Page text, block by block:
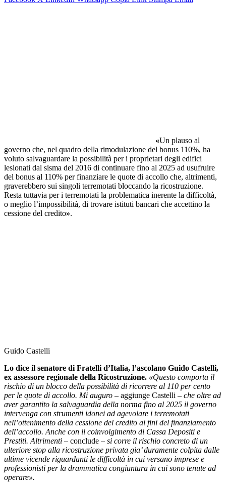
«Un plauso al
governo che, nel quadro della rimodulazione del bonus 110%, ha
voluto salvaguardare la possibilità per i proprietari degli edifici
lesionati dal sisma del 2016 di continuare fino al 2025 ad usufruire
del bonus al 110% per finanziare le quote di accollo che, altrimenti,
graverebbero sui singoli terremotati bloccando la ricostruzione.
Resta tuttavia per i terremotati la problematica inerente la difficoltà,
o meglio l’impossibilità, di trovare istituti bancari che accettino la
cessione del credito».
Guido Castelli
Lo dice il senatore di Fratelli d’Italia, l’ascolano Guido Castelli,
ex assessore regionale della Ricostruzione. «Questo comporta il
rischio di un blocco della possibilità di ricorrere al 110 per cento
per le quote di accollo. Mi auguro – aggiunge Castelli – che oltre ad
aver garantito la salvaguardia della norma fino al 2025 il governo
intervenga con strumenti idonei ad agevolare i terremotati
nell’ottenimento della cessione del credito ai fini del finanziamento
dell’accollo. Anche con il coinvolgimento di Cassa Depositi e
Prestiti. Altrimenti – conclude – si corre il rischio concreto di un
ulteriore stop alla ricostruzione privata gia’ duramente colpita dalle
ultime vicende riguardanti le difficoltà in cui versano imprese e
professionisti per la drammatica congiuntura in cui sono tenute ad
operare».